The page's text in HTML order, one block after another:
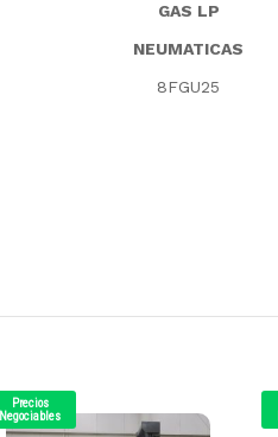
GAS LP
NEUMATICAS
8FGU25
Precios
Negociables